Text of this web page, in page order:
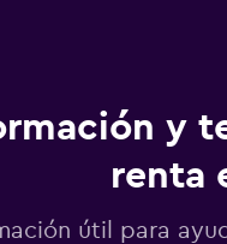
y
renta
útil para